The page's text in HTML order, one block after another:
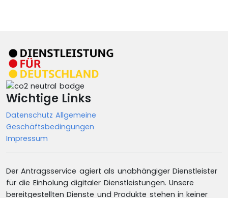
Wichtige Links
DatenschutzAllgemeine
Geschäftsbedingungen
Impressum
Der Antragsservice agiert als unabhängiger Dienstleister
für die Einholung digitaler Dienstleistungen. Unsere
bereitgestellten Dienste und Produkte stehen in keiner